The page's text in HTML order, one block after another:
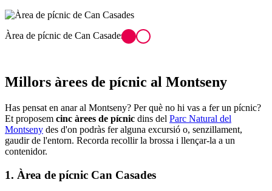
Al Montseny podràs gaudir d'un munt de rutes
Millors àrees de pícnic al Montseny
Has pensat en anar al Montseny? Per què no hi vas a fer un pícnic?
Et proposem cinc àrees de pícnic dins del Parc Natural del
Montseny des d'on podràs fer alguna excursió o, senzillament,
gaudir de l'entorn. Recorda recollir la brossa i llençar-la a un
contenidor.
1. Àrea de pícnic Can Casades